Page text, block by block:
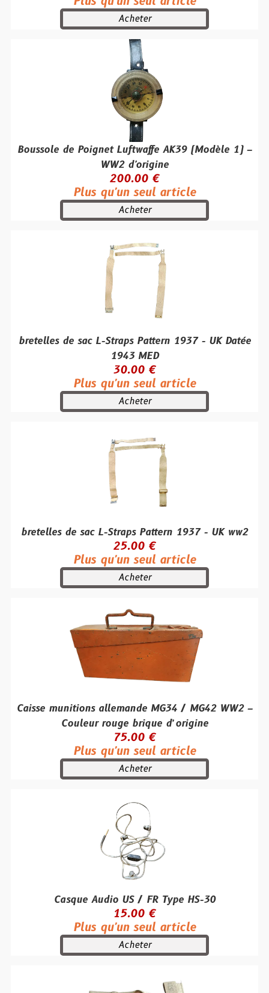
Acheter
Boussole de Poignet Luftwaffe AK39 (Modèle 1) –
WW2 d'origine
200.00 €
Plus qu'un seul article
Acheter
bretelles de sac L-Straps Pattern 1937 - UK Datée
1943 MED
30.00 €
Plus qu'un seul article
Acheter
bretelles de sac L-Straps Pattern 1937 - UK ww2
25.00 €
Plus qu'un seul article
Acheter
Caisse munitions allemande MG34 / MG42 WW2 –
Couleur rouge brique d’origine
75.00 €
Plus qu'un seul article
Acheter
Casque Audio US / FR Type HS-30
15.00 €
Plus qu'un seul article
Acheter